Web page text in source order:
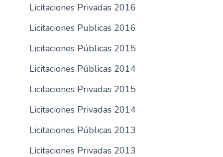
Licitaciones Privadas 2016
Licitaciones Publicas 2016
Licitaciones Públicas 2015
Licitaciones Públicas 2014
Licitaciones Privadas 2015
Licitaciones Privadas 2014
Licitaciones Públicas 2013
Licitaciones Privadas 2013